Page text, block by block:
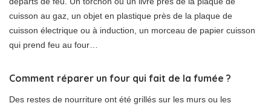
cuisson au gaz, un objet en plastique près de la plaque de
cuisson électrique ou à induction, un morceau de papier cuisson
qui prend feu au four…
Comment réparer un four qui fait de la fumée ?
Des restes de nourriture ont été grillés sur les murs ou les